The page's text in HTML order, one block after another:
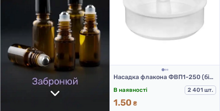
Насадка флакона ФВП1-250 (білий)
В наявності 2 401 шт.
1.50 ₴